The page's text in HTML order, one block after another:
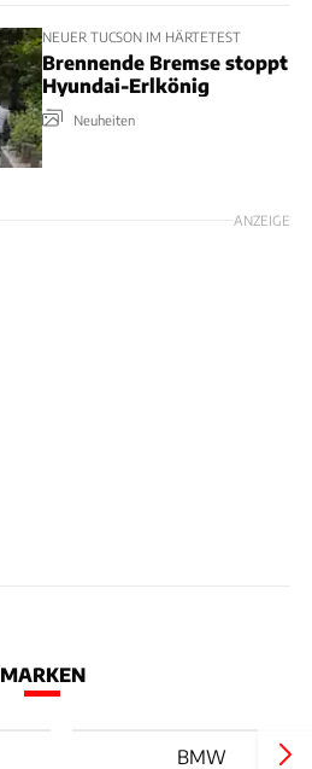
NEUER TUCSON IM HÄRTETEST
Brennende Bremse stoppt
Hyundai-Erlkönig
Neuheiten
ANZEIGE
MARKEN
BMW